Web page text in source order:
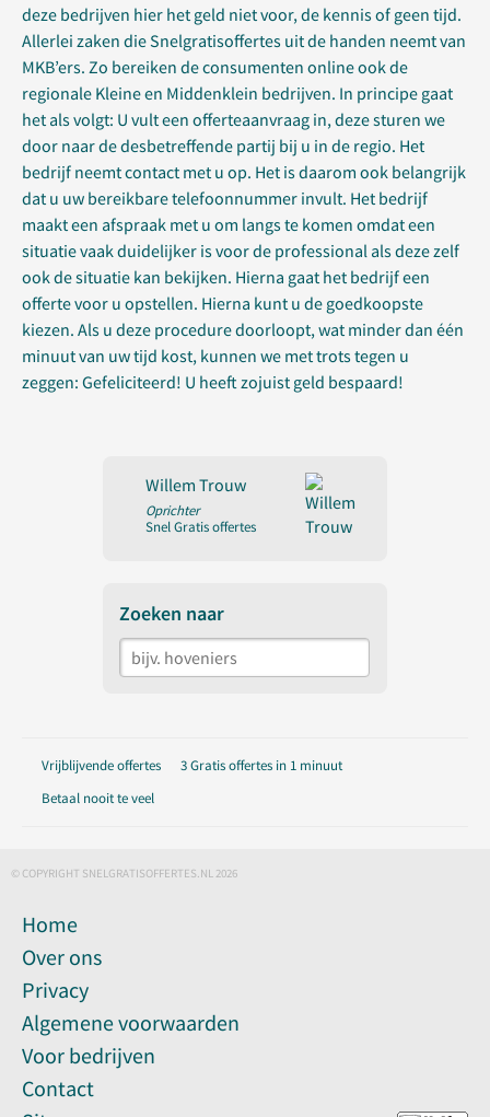
deze bedrijven hier het geld niet voor, de kennis of geen tijd.
Allerlei zaken die Snelgratisoffertes uit de handen neemt van
MKB’ers. Zo bereiken de consumenten online ook de
regionale Kleine en Middenklein bedrijven. In principe gaat
het als volgt: U vult een offerteaanvraag in, deze sturen we
door naar de desbetreffende partij bij u in de regio. Het
bedrijf neemt contact met u op. Het is daarom ook belangrijk
dat u uw bereikbare telefoonnummer invult. Het bedrijf
maakt een afspraak met u om langs te komen omdat een
situatie vaak duidelijker is voor de professional als deze zelf
ook de situatie kan bekijken. Hierna gaat het bedrijf een
offerte voor u opstellen. Hierna kunt u de goedkoopste
kiezen. Als u deze procedure doorloopt, wat minder dan één
minuut van uw tijd kost, kunnen we met trots tegen u
zeggen: Gefeliciteerd! U heeft zojuist geld bespaard!
Willem Trouw
Oprichter
Snel Gratis offertes
Zoeken naar
Vrijblijvende offertes
3 Gratis offertes in 1 minuut
Betaal nooit te veel
© COPYRIGHT SNELGRATISOFFERTES.NL 2026
Home
Over ons
Privacy
Algemene voorwaarden
Voor bedrijven
Contact